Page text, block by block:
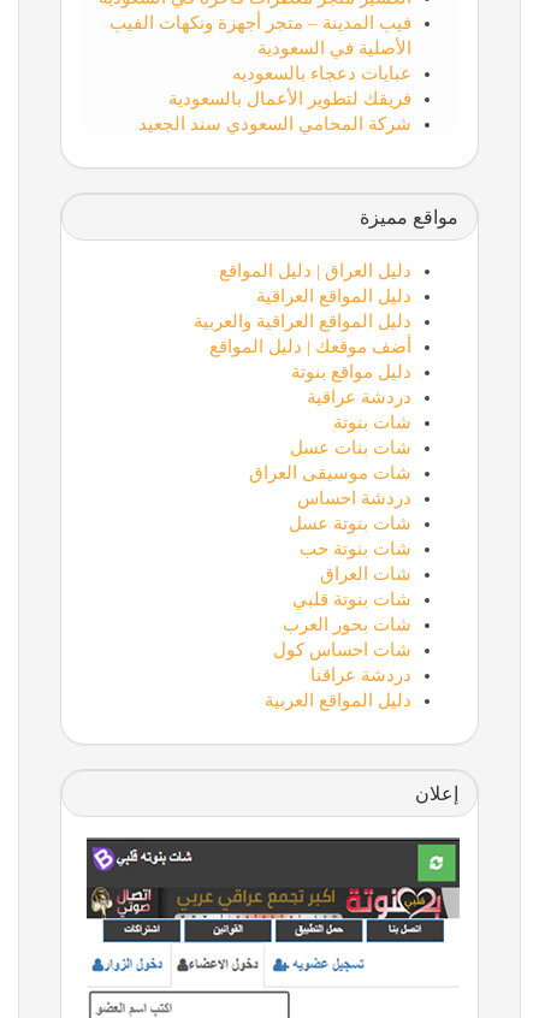
فيب المدينة – متجر أجهزة ونكهات الفيب
الأصلية في السعودية
عبايات دعجاء بالسعوديه
فريقك لتطوير الأعمال بالسعودية
شركة المحامي السعودي سند الجعيد
مواقع مميزة
دليل العراق | دليل المواقع
دليل المواقع العراقية
دليل المواقع العراقية والعربية
أضف موقعك | دليل المواقع
دليل مواقع بنوتة
دردشة عراقية
شات بنوتة
شات بنات عسل
شات موسيقى العراق
دردشة احساس
شات بنوتة عسل
شات بنوتة حب
شات العراق
شات بنوتة قلبي
شات بحور العرب
شات احساس كول
دردشة عراقنا
دليل المواقع العربية
إعلان